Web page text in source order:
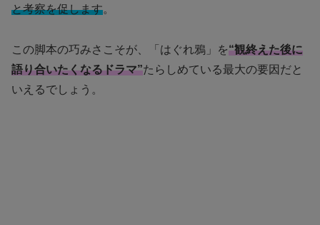
と考察を促します。
この脚本の巧みさこそが、「はぐれ鴉」を“観終えた後に
語り合いたくなるドラマ”たらしめている最大の要因だと
いえるでしょう。